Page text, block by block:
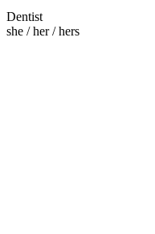
Dentist
she / her / hers